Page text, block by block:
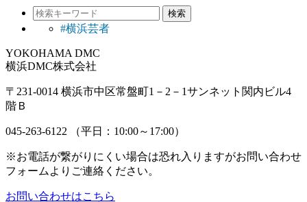
検索
#横浜芸者
YOKOHAMA DMC
横浜DMC株式会社
〒231-0014 横浜市中区常盤町1－2－1サンネット関内ビル4
階Ｂ
045-263-6122 （平日：10:00～17:00）
※お電話が繋がりにくい場合は恐れ入りますがお問い合わせ
フォームよりご連絡ください。
お問い合わせはこちら